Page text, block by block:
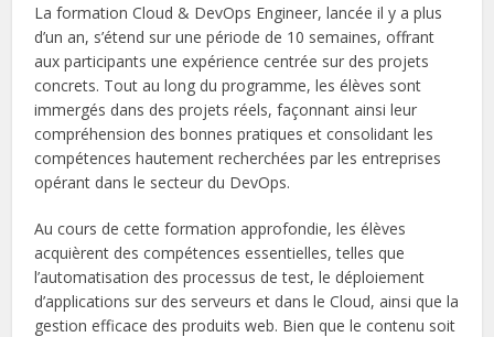
La formation Cloud & DevOps Engineer, lancée il y a plus
d’un an, s’étend sur une période de 10 semaines, offrant
aux participants une expérience centrée sur des projets
concrets. Tout au long du programme, les élèves sont
immergés dans des projets réels, façonnant ainsi leur
compréhension des bonnes pratiques et consolidant les
compétences hautement recherchées par les entreprises
opérant dans le secteur du DevOps.
Au cours de cette formation approfondie, les élèves
acquièrent des compétences essentielles, telles que
l’automatisation des processus de test, le déploiement
d’applications sur des serveurs et dans le Cloud, ainsi que la
gestion efficace des produits web. Bien que le contenu soit